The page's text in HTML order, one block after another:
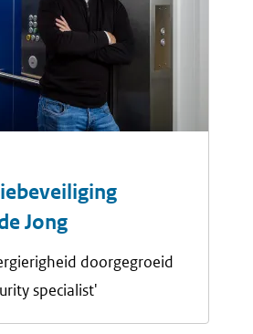
Jong
doorgegroeid
specialist'